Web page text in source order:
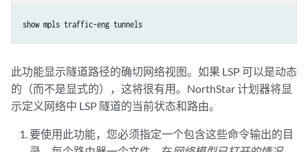
show mpls traffic-eng tunnels
此功能显示隧道路径的确切网络视图。如果 LSP 可以是动态
的（而不是显式的），这将很有用。NorthStar 计划器将显
示定义网络中 LSP 隧道的当前状态和路由。
要使用此功能，您必须指定一个包含这些命令输出的目